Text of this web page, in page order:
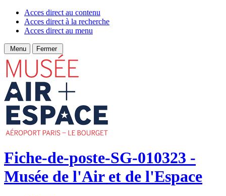
Acces direct au contenu
Acces direct à la recherche
Acces direct au menu
Menu Fermer
Fiche-de-poste-SG-010323 -
Musée de l'Air et de l'Espace